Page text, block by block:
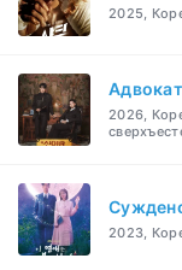
2025,
2026,
2023,